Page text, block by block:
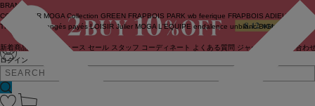
ログイン
BRAND
COUTURIER MOGA Collection GREEN FRAPBOIS PARK wb feerique FRAPBOIS ADIEU
TRISTESSE
congés payés LOISIR Julier MOGA L'EQUIPE endalence unbilanc BIGI online store
新着商品 ニュース セール スタッフ コーディネート よくある質問 ジャーナル お問い合わ